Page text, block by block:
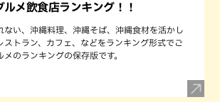
メ飲食店ランキング！！
ない、沖縄料理、沖縄そば、沖縄食材を活かし
ストラン、カフェ、などをランキング形式でご
のランキングの保存版です。